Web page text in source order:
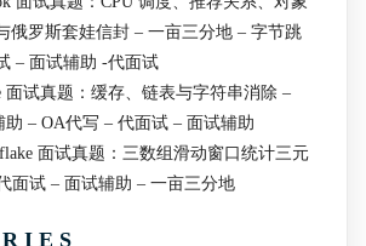
俄罗斯套娃信封 – 一亩三分地 – 字节跳
– 面试辅助 -代面试
面试真题：缓存、链表与字符串消除 –
助 – OA代写 – 代面试 – 面试辅助
面试真题：三数组滑动窗口统计三元
面试 – 面试辅助 – 一亩三分地